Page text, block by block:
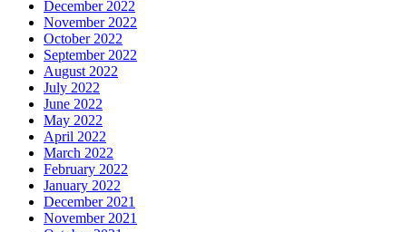
December 2022
November 2022
October 2022
September 2022
August 2022
July 2022
June 2022
May 2022
April 2022
March 2022
February 2022
January 2022
December 2021
November 2021